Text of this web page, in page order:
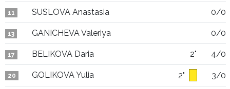
11 SUSLOVA Anastasia 0/0
13 GANICHEVA Valeriya 0/0
17 BELIKOVA Daria 2" 4/0
20 GOLIKOVA Yulia 2" 3/0